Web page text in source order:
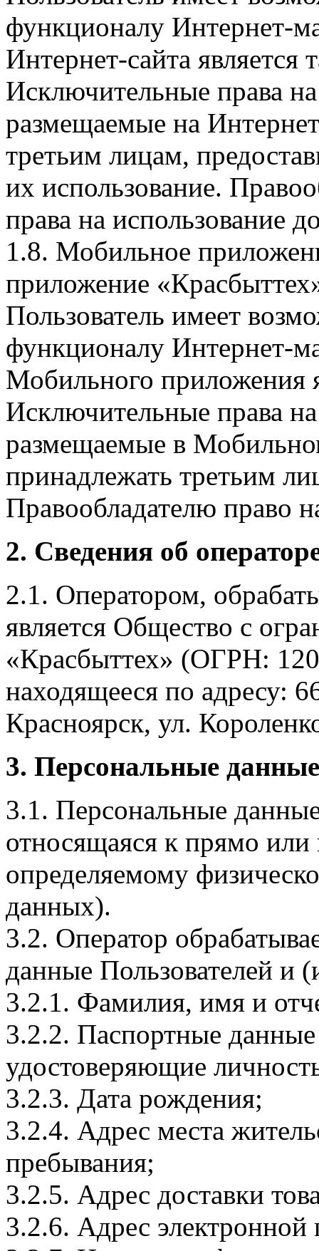
функционалу Интернет-
Интернет-сайта
Исключительные права
размещаемые на
третьим лицам,
их использование.
права на использование
1.8. Мобильное
приложение
Пользователь имеет
функционалу Интернет-
Мобильного приложения
Исключительные права
размещаемые в
принадлежать третьим
Правообладателю право
2. Сведения об
2.1. Оператором,
является Общество с
«Красбыттех» (ОГРН:
находящееся по адресу:
Красноярск, ул.
3. Персональные
3.1. Персональные
относящаяся к прямо
определяемому
данных).
3.2. Оператор
данные Пользователей и
3.2.1. Фамилия, имя и
3.2.2. Паспортные
удостоверяющие
3.2.3. Дата рождения;
3.2.4. Адрес места
пребывания;
3.2.5. Адрес доставки
3.2.6. Адрес электронной